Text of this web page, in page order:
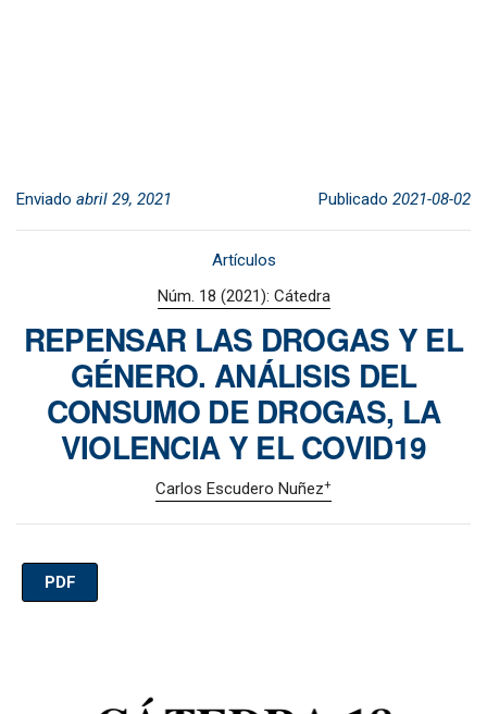
Enviado abril 29, 2021 Publicado 2021-08-02
Artículos
Núm. 18 (2021): Cátedra
REPENSAR LAS DROGAS Y EL
GÉNERO. ANÁLISIS DEL
CONSUMO DE DROGAS, LA
VIOLENCIA Y EL COVID19
Carlos Escudero Nuñez+
PDF